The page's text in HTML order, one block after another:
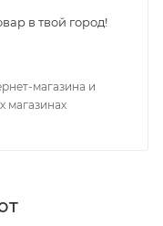
в твой город!
магазина и
магазинах